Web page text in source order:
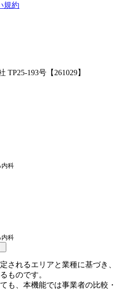
規約
193号【261029】
内科
内科
されるエリアと業種に基づき、
ものです。
も、本機能では事業者の比較・